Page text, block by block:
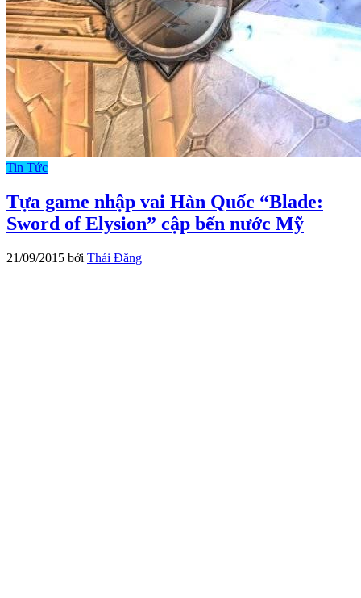
Tin Tức
Tựa game nhập vai Hàn Quốc “Blade:
Sword of Elysion” cập bến nước Mỹ
21/09/2015 bởi Thái Đăng